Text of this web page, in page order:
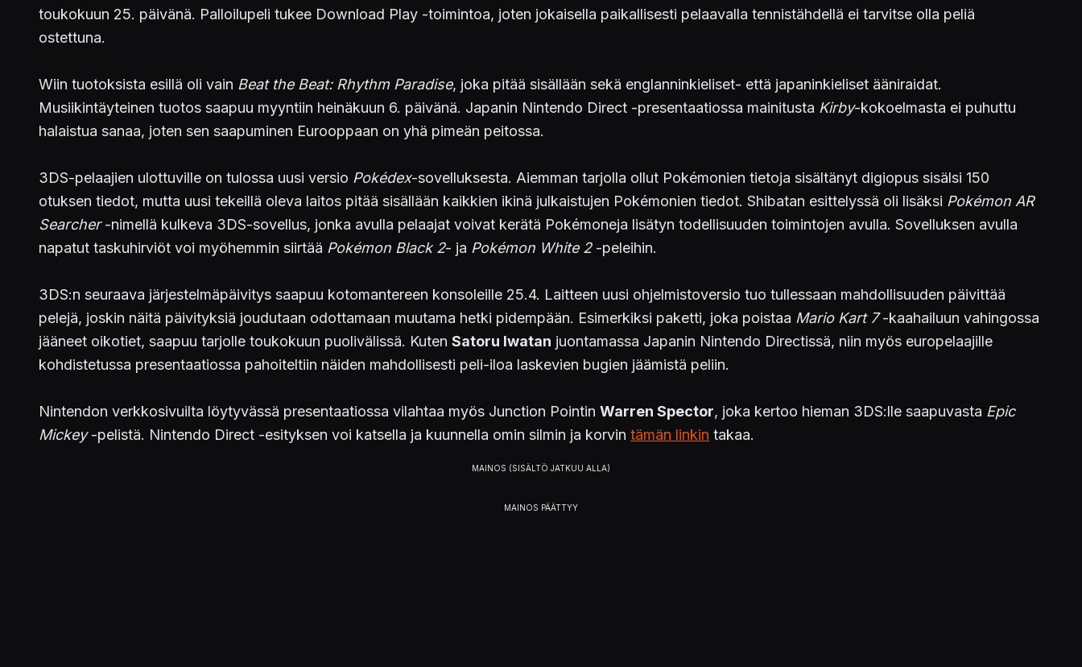
toukokuun 25. päivänä. Palloilupeli tukee Download Play -toimintoa, joten jokaisella paikallisesti pelaavalla tennistähdellä ei tarvitse olla peliä
ostettuna.
Wiin tuotoksista esillä oli vain Beat the Beat: Rhythm Paradise, joka pitää sisällään sekä englanninkieliset- että japaninkieliset ääniraidat.
Musiikintäyteinen tuotos saapuu myyntiin heinäkuun 6. päivänä. Japanin Nintendo Direct -presentaatiossa mainitusta Kirby-kokoelmasta ei puhuttu
halaistua sanaa, joten sen saapuminen Eurooppaan on yhä pimeän peitossa.
3DS-pelaajien ulottuville on tulossa uusi versio Pokédex-sovelluksesta. Aiemman tarjolla ollut Pokémonien tietoja sisältänyt digiopus sisälsi 150
otuksen tiedot, mutta uusi tekeillä oleva laitos pitää sisällään kaikkien ikinä julkaistujen Pokémonien tiedot. Shibatan esittelyssä oli lisäksi Pokémon AR
Searcher-nimellä kulkeva 3DS-sovellus, jonka avulla pelaajat voivat kerätä Pokémoneja lisätyn todellisuuden toimintojen avulla. Sovelluksen avulla
napatut taskuhirviöt voi myöhemmin siirtää Pokémon Black 2- ja Pokémon White 2 -peleihin.
3DS:n seuraava järjestelmäpäivitys saapuu kotomantereen konsoleille 25.4. Laitteen uusi ohjelmistoversio tuo tullessaan mahdollisuuden päivittää
pelejä, joskin näitä päivityksiä joudutaan odottamaan muutama hetki pidempään. Esimerkiksi paketti, joka poistaa Mario Kart 7-kaahailuun vahingossa
jääneet oikotiet, saapuu tarjolle toukokuun puolivälissä. Kuten Satoru Iwatan juontamassa Japanin Nintendo Directissä, niin myös europelaajille
kohdistetussa presentaatiossa pahoiteltiin näiden mahdollisesti peli-iloa laskevien bugien jäämistä peliin.
Nintendon verkkosivuilta löytyvässä presentaatiossa vilahtaa myös Junction Pointin Warren Spector, joka kertoo hieman 3DS:lle saapuvasta Epic
Mickey-pelistä. Nintendo Direct -esityksen voi katsella ja kuunnella omin silmin ja korvin tämän linkin takaa.